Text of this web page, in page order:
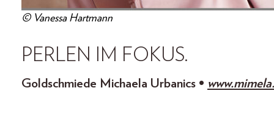
© Vanessa Hartmann
PERLEN IM FOKUS.
Goldschmiede Michaela Urbanics •